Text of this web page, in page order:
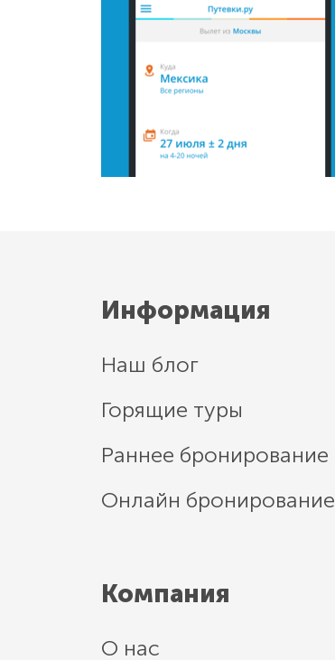
Информация
Наш блог
Горящие туры
Раннее бронирование
Онлайн бронирование
Компания
О нас